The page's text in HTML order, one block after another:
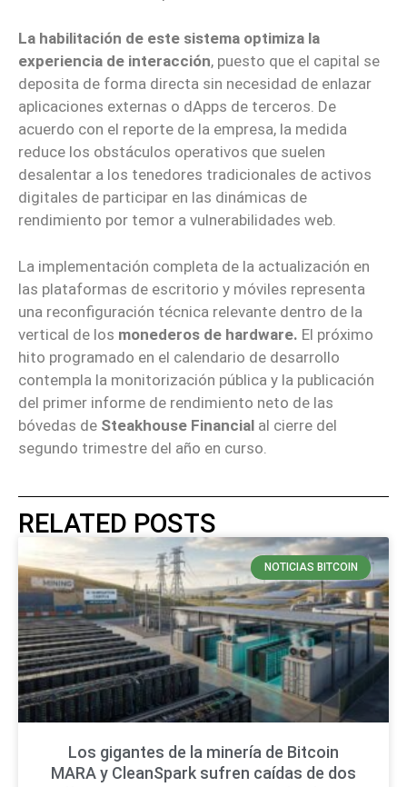
La habilitación de este sistema optimiza la
experiencia de interacción, puesto que el capital se
deposita de forma directa sin necesidad de enlazar
aplicaciones externas o dApps de terceros. De
acuerdo con el reporte de la empresa, la medida
reduce los obstáculos operativos que suelen
desalentar a los tenedores tradicionales de activos
digitales de participar en las dinámicas de
rendimiento por temor a vulnerabilidades web.
La implementación completa de la actualización en
las plataformas de escritorio y móviles representa
una reconfiguración técnica relevante dentro de la
vertical de los monederos de hardware. El próximo
hito programado en el calendario de desarrollo
contempla la monitorización pública y la publicación
del primer informe de rendimiento neto de las
bóvedas de Steakhouse Financial al cierre del
segundo trimestre del año en curso.
RELATED POSTS
NOTICIAS BITCOIN
Los gigantes de la minería de Bitcoin
MARA y CleanSpark sufren caídas de dos